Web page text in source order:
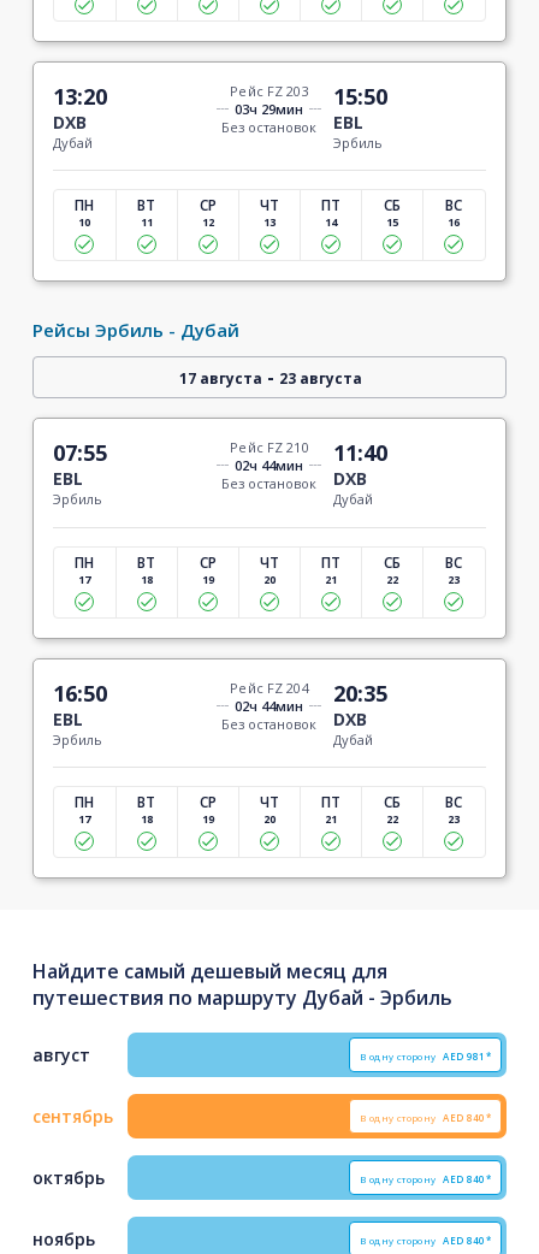
13:20
DXB
Дубай
Рейс FZ 203
03ч 29мин
Без остановок
15:50
EBL
Эрбиль
ПН
10
ВТ
11
СР
12
ЧТ
13
ПТ
14
СБ
15
ВС
16
Рейсы Эрбиль - Дубай
17 августа - 23 августа
07:55
EBL
Эрбиль
Рейс FZ 210
02ч 44мин
Без остановок
11:40
DXB
Дубай
ПН
17
ВТ
18
СР
19
ЧТ
20
ПТ
21
СБ
22
ВС
23
16:50
EBL
Эрбиль
Рейс FZ 204
02ч 44мин
Без остановок
20:35
DXB
Дубай
ПН
17
ВТ
18
СР
19
ЧТ
20
ПТ
21
СБ
22
ВС
23
Найдите самый дешевый месяц для
путешествия по маршруту Дубай - Эрбиль
август В одну сторону AED 981*
сентябрь В одну сторону AED 840*
октябрь В одну сторону AED 840*
ноябрь В одну сторону AED 840*